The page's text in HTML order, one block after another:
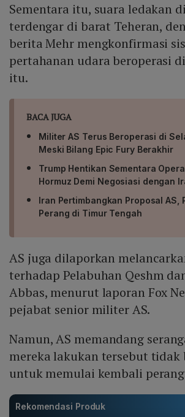
Sementara itu, suara ledakan
terdengar di barat Teheran,
berita Mehr mengkonfirmasi
pertahanan udara beroperasi
itu.
BACA JUGA
Militer AS Terus Beroperasi di
Meski Bilang Epic Fury Berakhir
Trump Hentikan Sementara
Hormuz Demi Negosiasi dengan
Iran Pertimbangkan Proposal AS,
Perang di Timur Tengah
AS juga dilaporkan
terhadap Pelabuhan Qeshm
Abbas, menurut laporan Fox
pejabat senior militer AS.
Namun, AS memandang
mereka lakukan tersebut tidak
untuk memulai kembali
Rekomendasi Produk